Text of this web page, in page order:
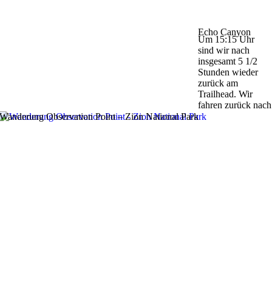
Wanderung Observation Point – Zion National Park
Echo Canyon
Um 15:15 Uhr
sind wir nach
insgesamt 5 1/2
Stunden wieder
zurück am
Trailhead. Wir
fahren zurück nach